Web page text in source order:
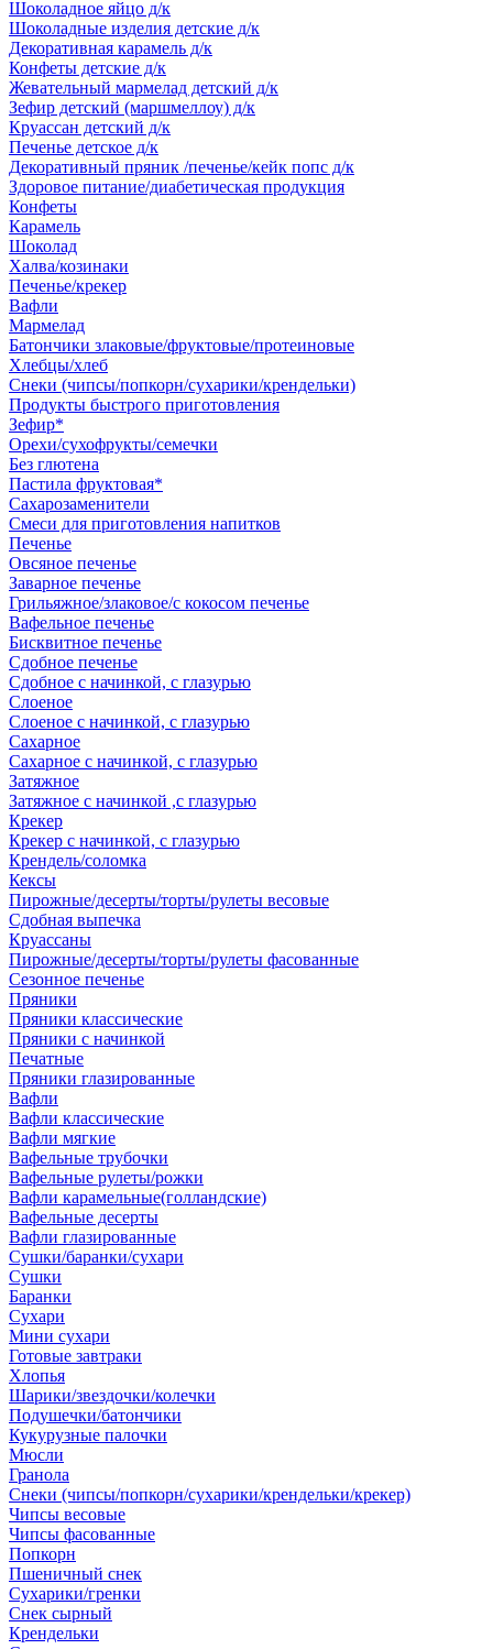
Шоколадное яйцо д/к
Шоколадные изделия детские д/к
Декоративная карамель д/к
Конфеты детские д/к
Жевательный мармелад детский д/к
Зефир детский (маршмеллоу) д/к
Круассан детский д/к
Печенье детское д/к
Декоративный пряник /печенье/кейк попс д/к
Здоровое питание/диабетическая продукция
Конфеты
Карамель
Шоколад
Халва/козинаки
Печенье/крекер
Вафли
Мармелад
Батончики злаковые/фруктовые/протеиновые
Хлебцы/хлеб
Снеки (чипсы/попкорн/сухарики/крендельки)
Продукты быстрого приготовления
Зефир*
Орехи/сухофрукты/семечки
Без глютена
Пастила фруктовая*
Сахарозаменители
Смеси для приготовления напитков
Печенье
Овсяное печенье
Заварное печенье
Грильяжное/злаковое/с кокосом печенье
Вафельное печенье
Бисквитное печенье
Сдобное печенье
Сдобное с начинкой, с глазурью
Слоеное
Слоеное с начинкой, с глазурью
Сахарное
Сахарное с начинкой, с глазурью
Затяжное
Затяжное с начинкой ,с глазурью
Крекер
Крекер с начинкой, с глазурью
Крендель/соломка
Кексы
Пирожные/десерты/торты/рулеты весовые
Сдобная выпечка
Круассаны
Пирожные/десерты/торты/рулеты фасованные
Сезонное печенье
Пряники
Пряники классические
Пряники с начинкой
Печатные
Пряники глазированные
Вафли
Вафли классические
Вафли мягкие
Вафельные трубочки
Вафельные рулеты/рожки
Вафли карамельные(голландские)
Вафельные десерты
Вафли глазированные
Сушки/баранки/сухари
Сушки
Баранки
Сухари
Мини сухари
Готовые завтраки
Хлопья
Шарики/звездочки/колечки
Подушечки/батончики
Кукурузные палочки
Мюсли
Гранола
Снеки (чипсы/попкорн/сухарики/крендельки/крекер)
Чипсы весовые
Чипсы фасованные
Попкорн
Пшеничный снек
Сухарики/гренки
Снек сырный
Крендельки